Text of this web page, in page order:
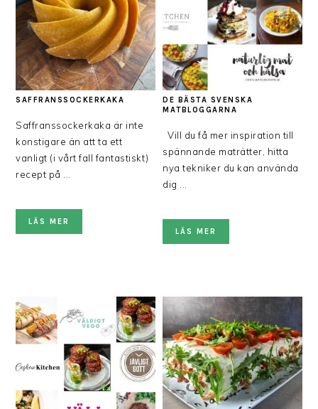
SAFFRANSSOCKERKAKA
Saffranssockerkaka är inte
konstigare än att ta ett
vanligt (i vårt fall fantastiskt)
recept på ...
LÄS MER
DE BÄSTA SVENSKA
MATBLOGGARNA
Vill du få mer inspiration till
spännande maträtter, hitta
nya tekniker du kan använda
dig ...
LÄS MER